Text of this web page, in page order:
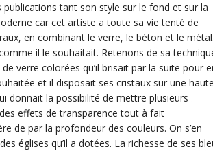
publications tant son style sur le fond et sur la
car cet artiste a toute sa vie tenté de
en combinant le verre, le béton et le
il le souhaitait. Retenons de sa
verre colorées qu’il brisait par la suite pour
et il disposait ses cristaux sur une
donnait la possibilité de mettre plusieurs
effets de transparence tout à fait
de par la profondeur des couleurs. On s’en
églises qu’il a dotées. La richesse de ses